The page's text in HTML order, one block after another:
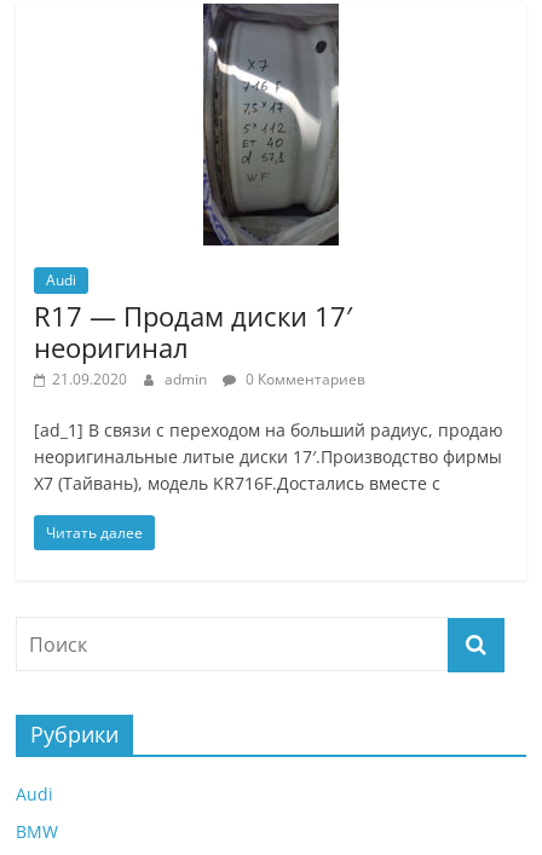
Audi
R17 — Продам диски 17′
неоригинал
21.09.2020 admin 0 Комментариев
[ad_1] В связи с переходом на больший радиус, продаю
неоригинальные литые диски 17′.Производство фирмы
Х7 (Тайвань), модель KR716F.Достались вместе с
Читать далее
Рубрики
Audi
BMW